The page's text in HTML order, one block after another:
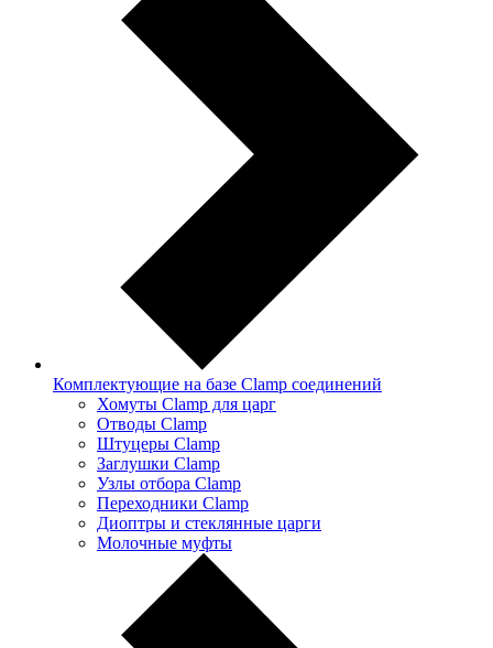
Комплектующие на базе Clamp соединений
Хомуты Clamp для царг
Отводы Clamp
Штуцеры Clamp
Заглушки Clamp
Узлы отбора Clamp
Переходники Clamp
Диоптры и стеклянные царги
Молочные муфты